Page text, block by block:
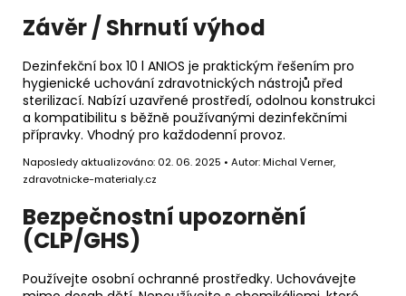
Závěr / Shrnutí výhod
Dezinfekční box 10 l ANIOS je praktickým řešením pro
hygienické uchování zdravotnických nástrojů před
sterilizací. Nabízí uzavřené prostředí, odolnou konstrukci
a kompatibilitu s běžně používanými dezinfekčními
přípravky. Vhodný pro každodenní provoz.
Naposledy aktualizováno: 02. 06. 2025 • Autor: Michal Verner,
zdravotnicke-materialy.cz
Bezpečnostní upozornění
(CLP/GHS)
Používejte osobní ochranné prostředky. Uchovávejte